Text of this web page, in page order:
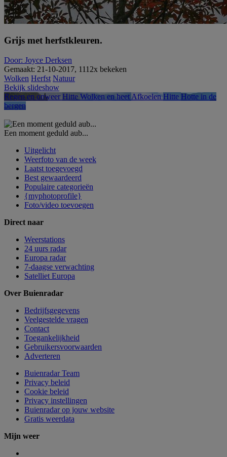
Grijs met herfstkleuren.
Door: Joyce Derksen
Gemaakt: 21-10-2017, 1112x bekeken
Wolken Herfst Natuur
Bekijk slideshow
Regen en onweer Hitte Wolken en heet Afkoelen Hitte Hotte in de
bergen
Een moment geduld aub...
Uitgelicht
Weerfoto van de week
Laatst toegevoegd
Best gewaardeerd
Populaire categorieën
{myphotoprofile}
Foto/video toevoegen
Direct naar
Weerstations
24 uurs radar
Europa radar
7-daagse verwachting
Satelliet Europa
Over Buienradar
Bedrijfsgegevens
Veelgestelde vragen
Contact
Toegankelijkheid
Gebruikersvoorwaarden
Adverteren
Buienradar Team
Privacy beleid
Cookie beleid
Privacy instellingen
Buienradar op jouw website
Gratis weerdata
Mijn weer